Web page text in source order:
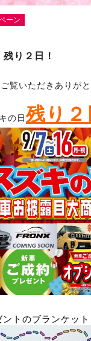
ーン
り２日！
覧いただきありが
の日残り２
ントのブランケッ